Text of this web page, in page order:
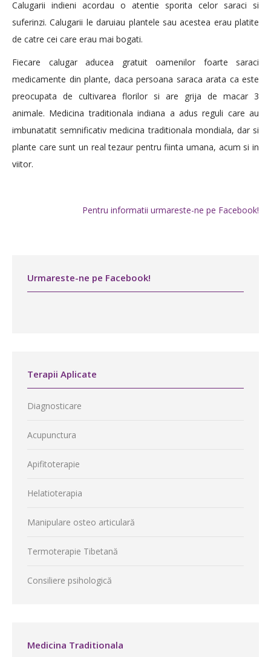
Calugarii indieni acordau o atentie sporita celor saraci si
suferinzi. Calugarii le daruiau plantele sau acestea erau platite
de catre cei care erau mai bogati.
Fiecare calugar aducea gratuit oamenilor foarte saraci
medicamente din plante, daca persoana saraca arata ca este
preocupata de cultivarea florilor si are grija de macar 3
animale. Medicina traditionala indiana a adus reguli care au
imbunatatit semnificativ medicina traditionala mondiala, dar si
plante care sunt un real tezaur pentru fiinta umana, acum si in
viitor.
Pentru informatii urmareste-ne pe Facebook!
Urmareste-ne pe Facebook!
Terapii Aplicate
Diagnosticare
Acupunctura
Apifitoterapie
Helatioterapia
Manipulare osteo articulară
Termoterapie Tibetană
Consiliere psihologică
Medicina Traditionala